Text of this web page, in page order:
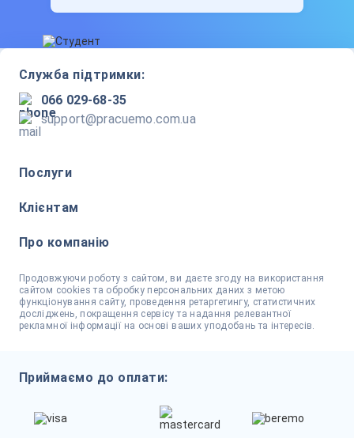
Служба підтримки:
066 029-68-35
support@pracuemo.com.ua
Послуги
Клієнтам
Про компанію
Продовжуючи роботу з сайтом, ви даєте згоду на використання
сайтом cookies та обробку персональних даних з метою
функціонування сайту, проведення ретаргетингу, статистичних
досліджень, покращення сервісу та надання релевантної
рекламної інформації на основі ваших уподобань та інтересів.
Приймаємо до оплати: